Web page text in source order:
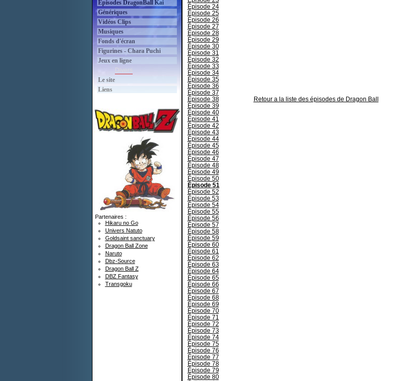
Épisodes DragonBall Kai
Génériques
Vidéos Clips
Musiques
Fonds d'écran
Figurines - Chara Puchi
Jeux en ligne
Le site
Liens
Partenaires :
Hikaru no Go
Univers Natuto
Goldsaint sanctuary
Dragon Ball Zone
Naruto
Dbz-Source
Dragon Ball Z
DBZ Fantasy
Transgoku
Épisode 24
Épisode 25
Épisode 26
Épisode 27
Épisode 28
Épisode 29
Épisode 30
Épisode 31
Épisode 32
Épisode 33
Épisode 34
Épisode 35
Épisode 36
Épisode 37
Épisode 38
Épisode 39
Épisode 40
Épisode 41
Épisode 42
Épisode 43
Épisode 44
Épisode 45
Épisode 46
Épisode 47
Épisode 48
Épisode 49
Épisode 50
Épisode 51
Épisode 52
Épisode 53
Épisode 54
Épisode 55
Épisode 56
Épisode 57
Épisode 58
Épisode 59
Épisode 60
Épisode 61
Épisode 62
Épisode 63
Épisode 64
Épisode 65
Épisode 66
Épisode 67
Épisode 68
Épisode 69
Épisode 70
Épisode 71
Épisode 72
Épisode 73
Épisode 74
Épisode 75
Épisode 76
Épisode 77
Épisode 78
Épisode 79
Épisode 80
Retour a la liste des épisodes de Dragon Ball